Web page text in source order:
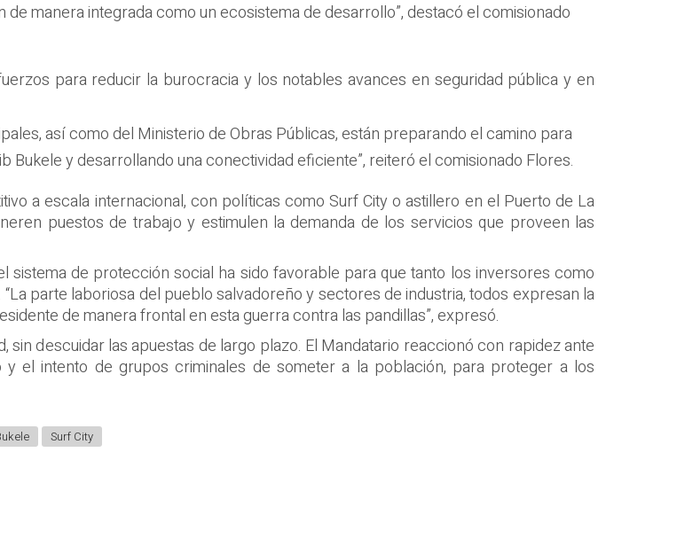
manera integrada como un ecosistema de desarrollo”, destacó el comisionado
para reducir la burocracia y los notables avances en seguridad pública y en
así como del Ministerio de Obras Públicas, están preparando el camino para
y desarrollando una conectividad eficiente”, reiteró el comisionado Flores.
a escala internacional, con políticas como Surf City o astillero en el Puerto de La
puestos de trabajo y estimulen la demanda de los servicios que proveen las
sistema de protección social ha sido favorable para que tanto los inversores como
parte laboriosa del pueblo salvadoreño y sectores de industria, todos expresan la
de manera frontal en esta guerra contra las pandillas”, expresó.
descuidar las apuestas de largo plazo. El Mandatario reaccionó con rapidez ante
el intento de grupos criminales de someter a la población, para proteger a los
Surf City